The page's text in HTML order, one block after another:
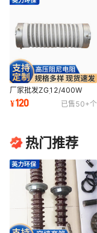
厂家批发ZG12/400W
800R 800欧100*230mm
电除尘阻尼高压电阻
¥120 已售50+个
热门推荐